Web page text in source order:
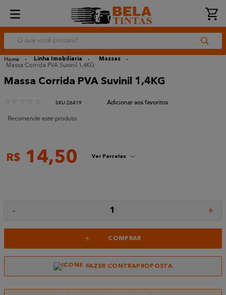
O que você procura?
Linha Imobiliaria
Massas
Massa Corrida PVA Suvinil 1,4KG
Massa Corrida PVA Suvinil 1,4KG
:26419
Recomende este produto
R$ 14,50 Ver Parcelas
- 1 +
+ COMPRAR
FAZER CONTRAPROPOSTA